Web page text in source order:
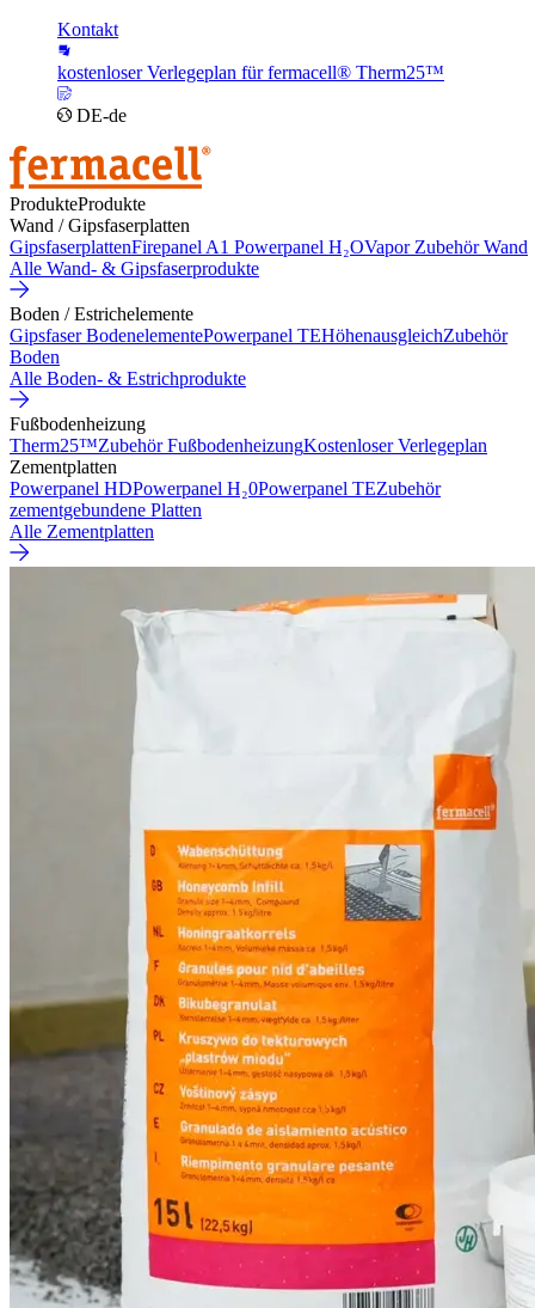
Kontakt
kostenloser Verlegeplan für fermacell® Therm25™
DE-de
ProdukteProdukte
Wand / Gipsfaserplatten
GipsfaserplattenFirepanel A1 Powerpanel H₂OVapor Zubehör Wand
Alle Wand- & Gipsfaserprodukte
Boden / Estrichelemente
Gipsfaser BodenelementePowerpanel TEHöhenausgleichZubehör
Boden
Alle Boden- & Estrichprodukte
Fußbodenheizung
Therm25™Zubehör FußbodenheizungKostenloser Verlegeplan
Zementplatten
Powerpanel HDPowerpanel H₂0Powerpanel TEZubehör
zementgebundene Platten
Alle Zementplatten